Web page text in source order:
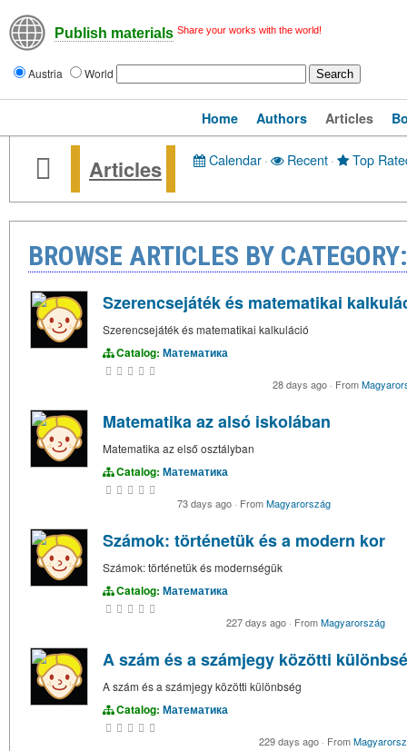
Publish materials Share your works with the world!
Austria World
Home Authors Articles
Articles Calendar· Recent· Top
BROWSE ARTICLES BY
Szerencsejáték és matematikai
Szerencsejáték és matematikai kalkuláció
Catalog: Математика
28 days ago · From
Matematika az alsó iskolában
Matematika az első osztályban
Catalog: Математика
73 days ago · FromMagyarország
Számok: történetük és a modern kor
Számok: történetük és modernségük
Catalog: Математика
227 days ago · FromMagyarország
A szám és a számjegy közötti
A szám és a számjegy közötti különbség
Catalog: Математика
229 days ago · From